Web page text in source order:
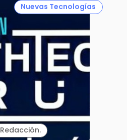
Nuevas Tecnologías
Redacción.